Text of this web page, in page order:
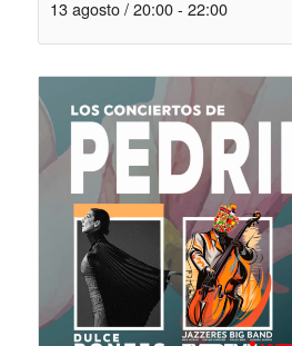
13 agosto / 20:00 - 22:00